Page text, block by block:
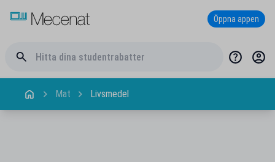
Öppna appen
Mat Livsmedel